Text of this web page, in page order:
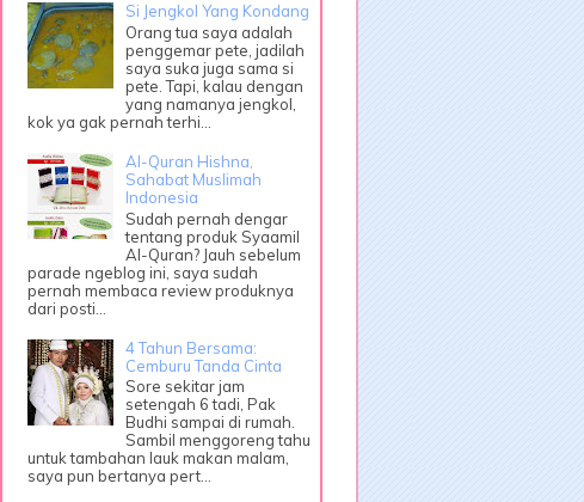
Si Jengkol Yang Kondang
Orang tua saya adalah
penggemar pete, jadilah
saya suka juga sama si
pete. Tapi, kalau dengan
yang namanya jengkol,
kok ya gak pernah terhi...
Al-Quran Hishna,
Sahabat Muslimah
Indonesia
Sudah pernah dengar
tentang produk Syaamil
Al-Quran? Jauh sebelum
parade ngeblog ini, saya sudah
pernah membaca review produknya
dari posti...
4 Tahun Bersama:
Cemburu Tanda Cinta
Sore sekitar jam
setengah 6 tadi, Pak
Budhi sampai di rumah.
Sambil menggoreng tahu
untuk tambahan lauk makan malam,
saya pun bertanya pert...